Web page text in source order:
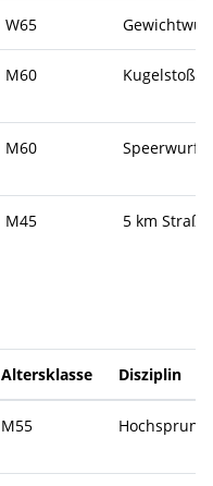
W65
M60 Kugelstoß
M60 Speerwurf
M45 5 km Straße
Altersklasse Disziplin
M55 Hochsprung